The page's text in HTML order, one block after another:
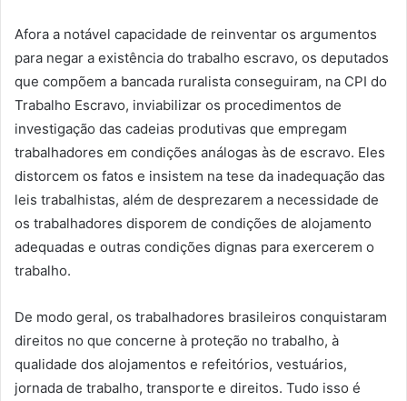
Afora a notável capacidade de reinventar os argumentos
para negar a existência do trabalho escravo, os deputados
que compõem a bancada ruralista conseguiram, na CPI do
Trabalho Escravo, inviabilizar os procedimentos de
investigação das cadeias produtivas que empregam
trabalhadores em condições análogas às de escravo. Eles
distorcem os fatos e insistem na tese da inadequação das
leis trabalhistas, além de desprezarem a necessidade de
os trabalhadores disporem de condições de alojamento
adequadas e outras condições dignas para exercerem o
trabalho.
De modo geral, os trabalhadores brasileiros conquistaram
direitos no que concerne à proteção no trabalho, à
qualidade dos alojamentos e refeitórios, vestuários,
jornada de trabalho, transporte e direitos. Tudo isso é